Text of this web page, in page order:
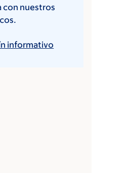
con nuestros
informativo